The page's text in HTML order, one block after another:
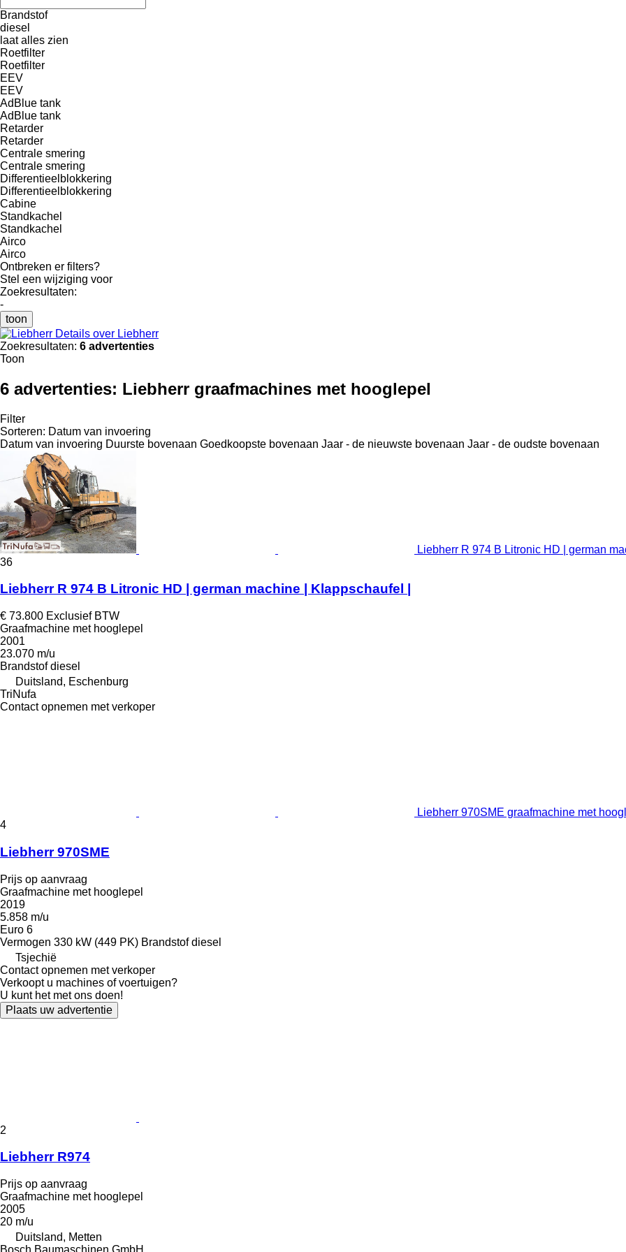
Brandstof
diesel
laat alles zien
Roetfilter
Roetfilter
EEV
EEV
AdBlue tank
AdBlue tank
Retarder
Retarder
Centrale smering
Centrale smering
Differentieelblokkering
Differentieelblokkering
Cabine
Standkachel
Standkachel
Airco
Airco
Ontbreken er filters?
Stel een wijziging voor
Zoekresultaten:
-
toon
Details over Liebherr
Zoekresultaten: 6 advertenties
Toon
6 advertenties: Liebherr graafmachines met hooglepel
Filter
Sorteren: Datum van invoering
Datum van invoering Duurste bovenaan Goedkoopste bovenaan Jaar - de nieuwste bovenaan Jaar - de oudste bovenaan
Liebherr R 974 B Litronic HD | german
36
Liebherr R 974 B Litronic HD | german machine | Klappschaufel |
€ 73.800 Exclusief BTW
Graafmachine met hooglepel
2001
23.070 m/u
Brandstof diesel
Duitsland, Eschenburg
TriNufa
Contact opnemen met verkoper
Liebherr 970SME graafmachine met
4
Liebherr 970SME
Prijs op aanvraag
Graafmachine met hooglepel
2019
5.858 m/u
Euro 6
Vermogen 330 kW (449 PK) Brandstof diesel
Tsjechië
Contact opnemen met verkoper
Verkoopt u machines of voertuigen?
U kunt het met ons doen!
Plaats uw advertentie
2
Liebherr R974
Prijs op aanvraag
Graafmachine met hooglepel
2005
20 m/u
Duitsland, Metten
Bosch Baumaschinen GmbH